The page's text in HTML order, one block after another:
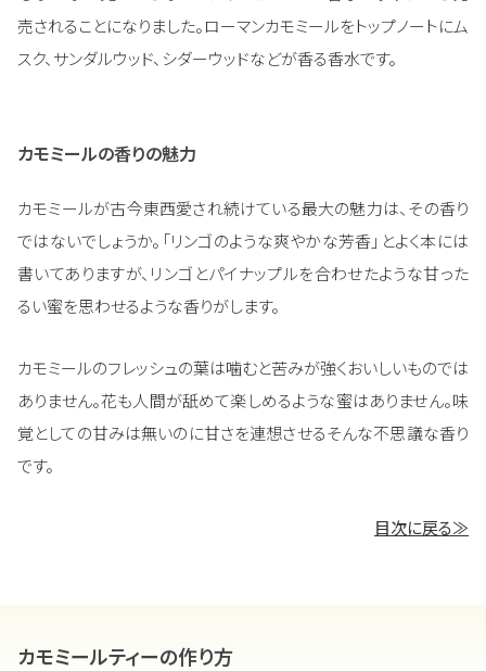
売されることになりました。ローマンカモミールをトップノートにム
スク、サンダルウッド、シダーウッドなどが香る香水です。
カモミールの香りの魅力
カモミールが古今東西愛され続けている最大の魅力は、その香り
ではないでしょうか。「リンゴのような爽やかな芳香」とよく本には
書いてありますが、リンゴとパイナップルを合わせたような甘った
るい蜜を思わせるような香りがします。
カモミールのフレッシュの葉は噛むと苦みが強くおいしいものでは
ありません。花も人間が舐めて楽しめるような蜜はありません。味
覚としての甘みは無いのに甘さを連想させるそんな不思議な香り
です。
目次に戻る≫
カモミールティーの作り方